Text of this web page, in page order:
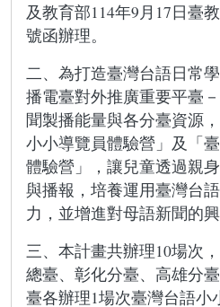
及教育部114年9月17日臺
號函辦理。
二、為打造臺灣台語日常
播電臺對外推廣重要平臺
聞製播能量與各分臺資源
小小導覽員體驗營」及「
體驗營」，讓兒童透過親
與播報，培養運用臺灣台
力，並增進對母語新聞的興
三、本計畫共辦理10場次
總臺、彰化分臺、高雄分
臺各辦理1場次臺灣台語小